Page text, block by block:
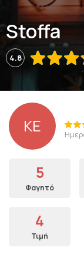
Stoffa
4.8
ΚΕ
5
Φαγητό
4
Τιμή